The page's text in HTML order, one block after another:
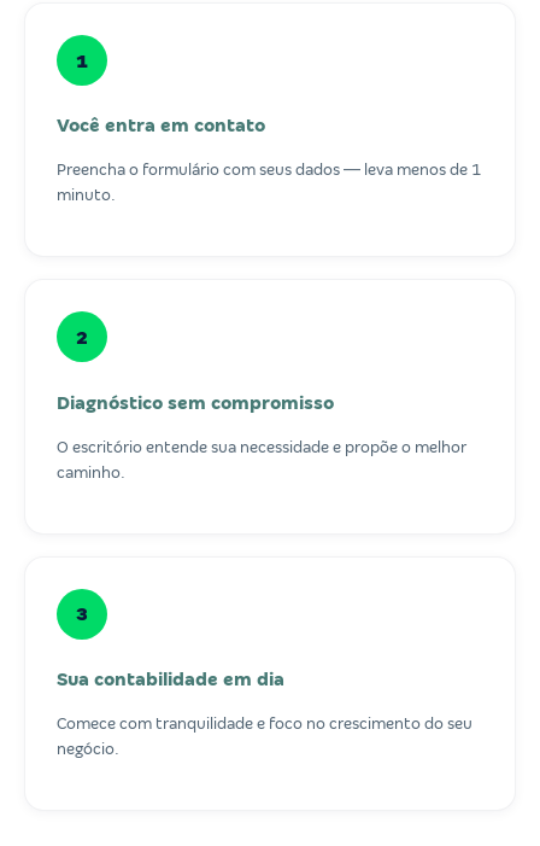
1
Você entra em contato
Preencha o formulário com seus dados — leva menos de 1
minuto.
2
Diagnóstico sem compromisso
O escritório entende sua necessidade e propõe o melhor
caminho.
3
Sua contabilidade em dia
Comece com tranquilidade e foco no crescimento do seu
negócio.